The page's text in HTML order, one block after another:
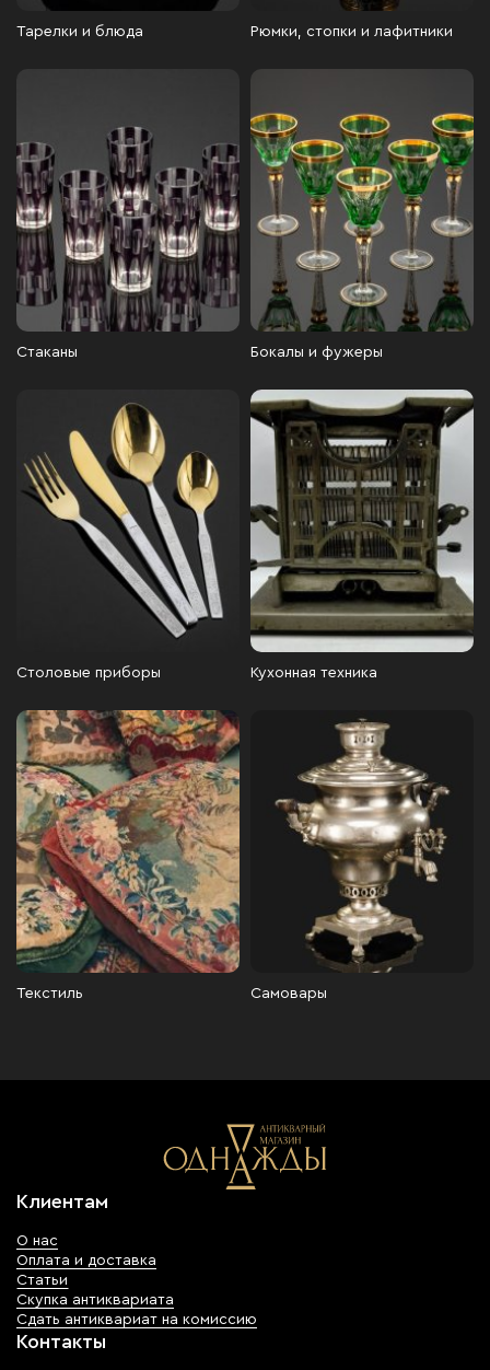
Тарелки и блюда Рюмки, стопки и лафитники
Стаканы Бокалы и фужеры
Столовые приборы Кухонная техника
Текстиль Самовары
Клиентам
О нас
Оплата и доставка
Статьи
Скупка антиквариата
Сдать антиквариат на комиссию
Контакты